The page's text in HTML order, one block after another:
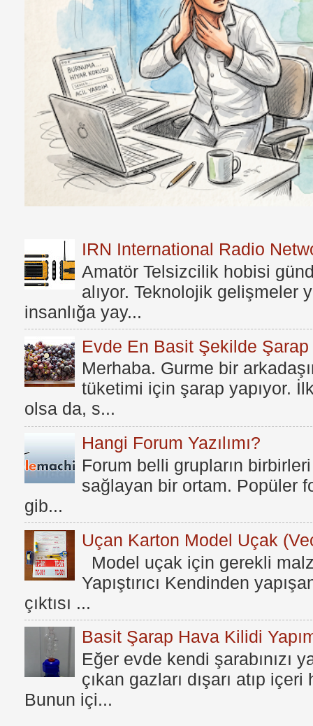
IRN International Radio
Amatör Telsizcilik hobisi
alıyor. Teknolojik gelişmeler
insanlığa yay...
Evde En Basit Şekilde Şarap
Merhaba. Gurme bir
tüketimi için şarap yapıyor.
olsa da, s...
Hangi Forum Yazılımı?
Forum belli grupların
sağlayan bir ortam. Popüler
gib...
Uçan Karton Model Uçak
Model uçak için gerekli
Yapıştırıcı Kendinden
çıktısı ...
Basit Şarap Hava Kilidi
Eğer evde kendi şarabınızı
çıkan gazları dışarı atıp
Bunun içi...